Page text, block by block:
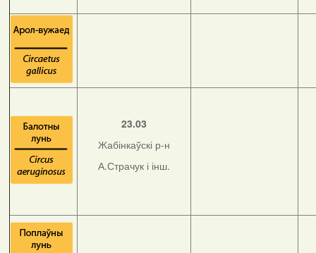
23.03
Жабінкаўскі р-н
А.Страчук і інш.